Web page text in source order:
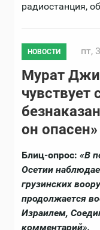
радиостанция,
НОВОСТИ пт,
Мурат
чувствует
он опасен»
Блиц-опрос: «В
Осетии
грузинских
продолжается
Израилем,
комментарий».